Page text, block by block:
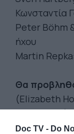
Doc TV - Do
Κωνσταντία
Peter Böhm
ήχου
Martin
Θα
(Elizabeth
“Lickalike”